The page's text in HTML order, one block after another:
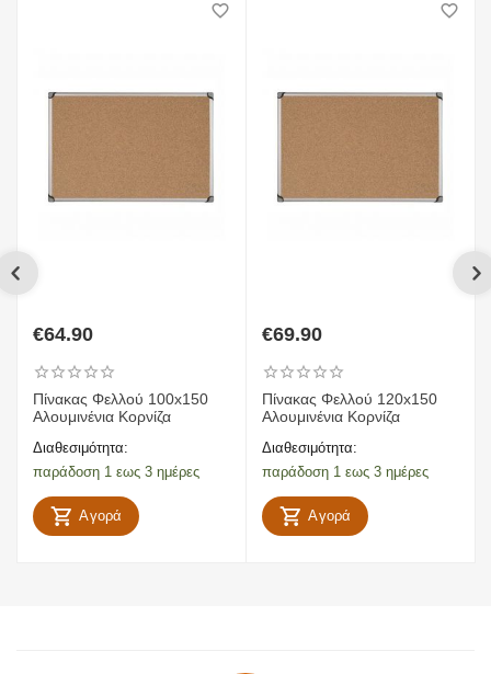
€64.90
Πίνακας Φελλού 100x150
Αλουμινένια Κορνίζα
Διαθεσιμότητα:
παράδοση 1 εως 3 ημέρες
Αγορά
€69.90
Πίνακας Φελλού 120x150
Αλουμινένια Κορνίζα
Διαθεσιμότητα:
παράδοση 1 εως 3 ημέρες
Αγορά